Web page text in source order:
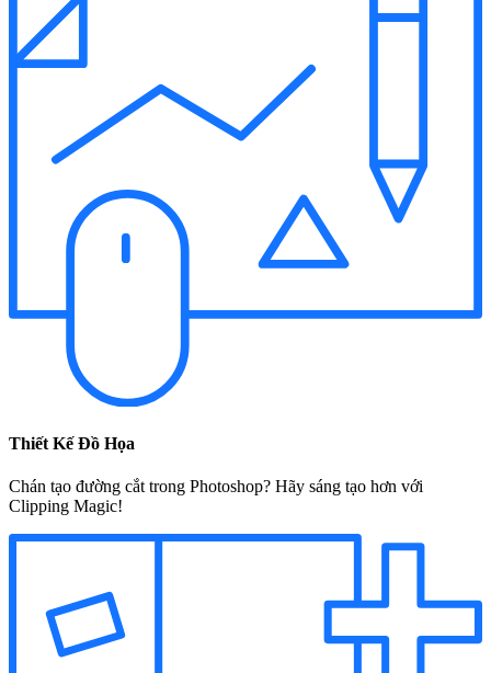
Thiết Kế Đồ Họa
Chán tạo đường cắt trong Photoshop? Hãy sáng tạo hơn với
Clipping Magic!